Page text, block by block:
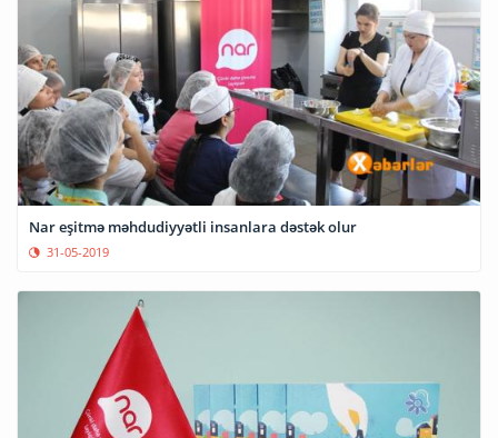
Nar eşitmə məhdudiyyətli insanlara dəstək olur
31-05-2019